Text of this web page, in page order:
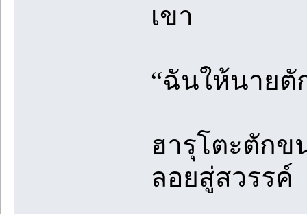
เขา
“ฉันให้นายตั
ฮารุโตะตักข
ลอยสู่สวรรค์